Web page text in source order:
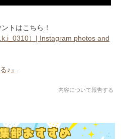
トはこちら！
）| Instagram photos and
♪』
内容について報告する